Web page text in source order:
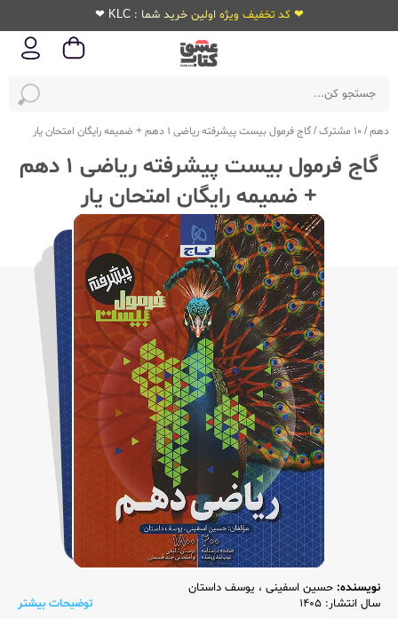
❤ کد تخفیف ویژه اولین خرید شما : KLC ❤
دهم/10 مشترک /گاج فرمول بیست پیشرفته ریاضی 1 دهم + ضمیمه رایگان امتحان یار
گاج فرمول بیست پیشرفته ریاضی 1 دهم
+ ضمیمه رایگان امتحان یار
نویسنده: حسین اسفینی ، یوسف داستان
سال انتشار: 1405
توضیحات بیشتر